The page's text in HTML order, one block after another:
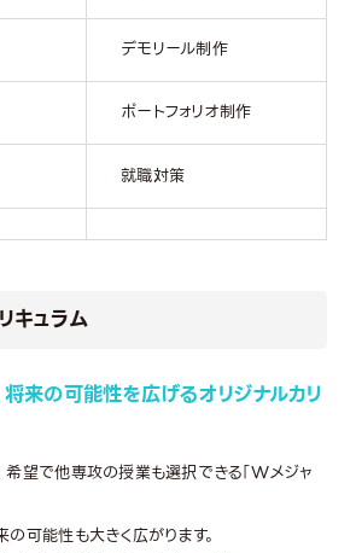
デモリール制作
ポートフォリオ制作
就職対策
キュラム
来の可能性を広げるオリジナルカリ
希望で他専攻の授業も選択できる「Wメジャ
可能性も大きく広がります。